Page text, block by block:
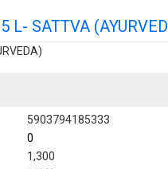
L- SATTVA
5903794185333
0
1,300